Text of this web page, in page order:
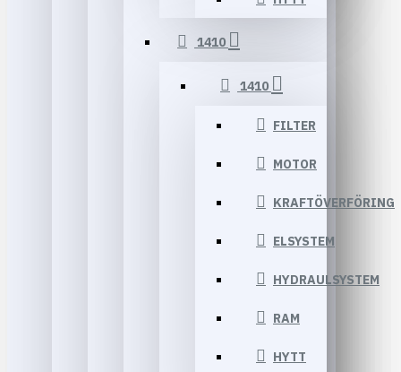
1410
1410
FILTER
MOTOR
KRAFTÖVERFÖRING
ELSYSTEM
HYDRAULSYSTEM
RAM
HYTT